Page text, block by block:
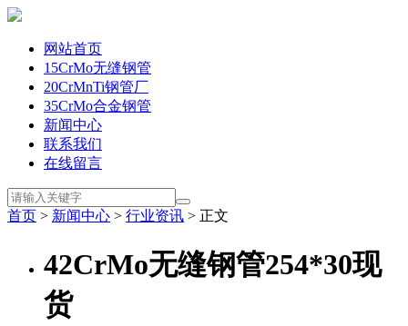
网站首页
15CrMo无缝钢管
20CrMnTi钢管厂
35CrMo合金钢管
新闻中心
联系我们
在线留言
首页 > 新闻中心 > 行业资讯 > 正文
42CrMo无缝钢管254*30现
货